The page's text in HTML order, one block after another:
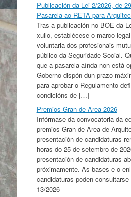
Publicación da Lei 2/2026, de
Pasarela ao RETA para
Tras a publicación no BOE da
xullo, establécese o marco
voluntaria dos profesionais
público da Seguridade Social.
que a pasarela aínda non está
Goberno dispón dun prazo
para aprobar o Regulamento
condicións de […]
Premios Gran de Area 2026
Infórmase da convocatoria da
premios Gran de Area de
presentación de candidaturas
horas do 25 de setembro de
presentación de candidaturas
próximamente. As bases e o
candidaturas poden consultarse
13/2026